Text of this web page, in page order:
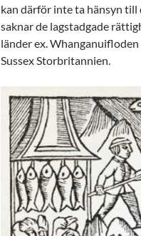
kan därför inte ta hänsyn till
saknar de lagstadgade
länder ex.
Sussex Storbritannien.